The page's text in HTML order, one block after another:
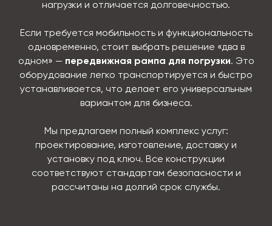
нагрузки и отличается долговечностью.
Если требуется мобильность и функциональность
одновременно, стоит выбрать решение «два в
одном» — передвижная рампа для погрузки. Это
оборудование легко транспортируется и быстро
устанавливается, что делает его универсальным
вариантом для бизнеса.
Мы предлагаем полный комплекс услуг:
проектирование, изготовление, доставку и
установку под ключ. Все конструкции
соответствуют стандартам безопасности и
рассчитаны на долгий срок службы.